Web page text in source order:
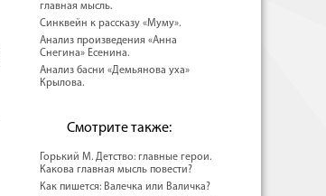
главная мысль.
Синквейн к рассказу «Муму».
Анализ произведения «Анна
Снегина» Есенина.
Анализ басни «Демьянова уха»
Крылова.
Смотрите также:
Горький М. Детство: главные герои.
Какова главная мысль повести?
Как пишется: Валечка или Валичка?